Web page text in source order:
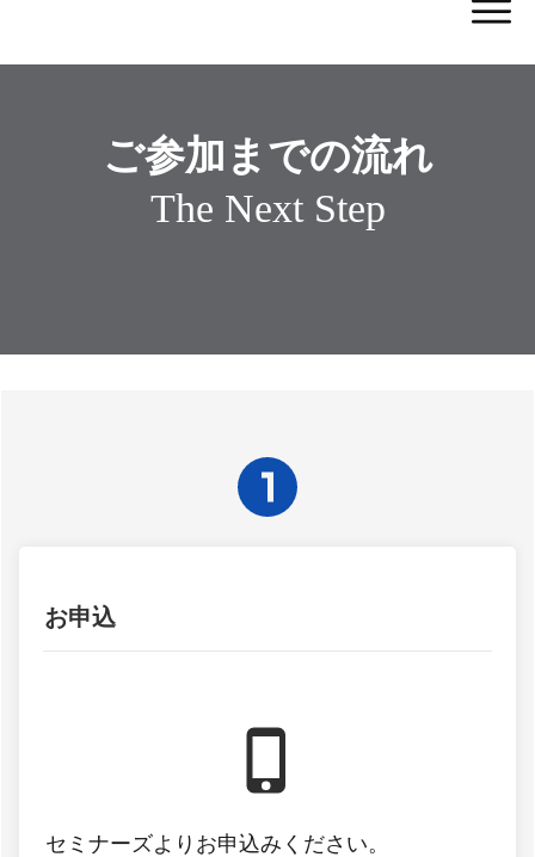
ご参加までの流れ
The Next Step
お申込
セミナーズよりお申込みください。